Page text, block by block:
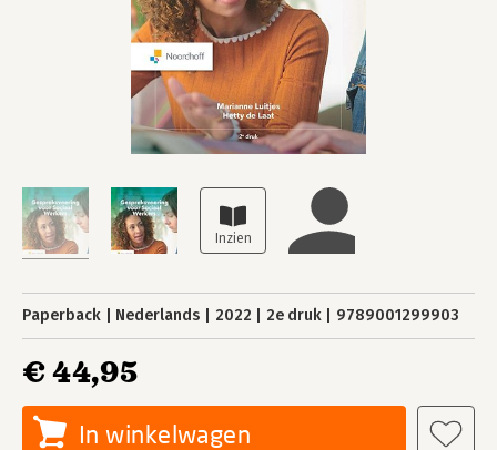
Paperback Nederlands 2022 2e druk 9789001299903
€ 44,95
In winkelwagen